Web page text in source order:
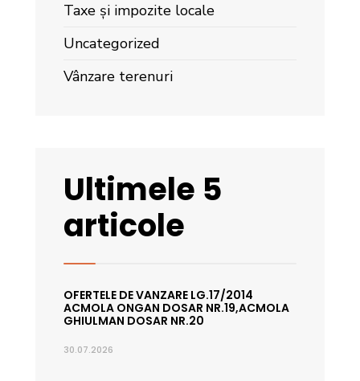
Taxe și impozite locale
Uncategorized
Vânzare terenuri
Ultimele 5
articole
OFERTELE DE VANZARE LG.17/2014
ACMOLA ONGAN DOSAR NR.19,ACMOLA
GHIULMAN DOSAR NR.20
30.07.2026